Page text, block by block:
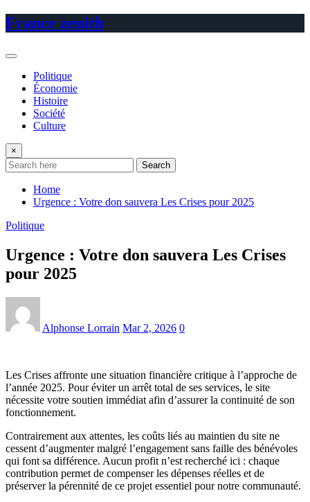
Skip
to
France zenith
Politique
Économie
Histoire
Société
Culture
×
Search
Home
Urgence : Votre don sauvera Les Crises pour 2025
Politique
Urgence : Votre don sauvera Les Crises
pour 2025
Alphonse Lorrain Mar 2, 2026 0
Les Crises affronte une situation financière critique à l’approche de
l’année 2025. Pour éviter un arrêt total de ses services, le site
nécessite votre soutien immédiat afin d’assurer la continuité de son
fonctionnement.
Contrairement aux attentes, les coûts liés au maintien du site ne
cessent d’augmenter malgré l’engagement sans faille des bénévoles
qui font sa différence. Aucun profit n’est recherché ici : chaque
contribution permet de compenser les dépenses réelles et de
préserver la pérennité de ce projet essentiel pour notre communauté.